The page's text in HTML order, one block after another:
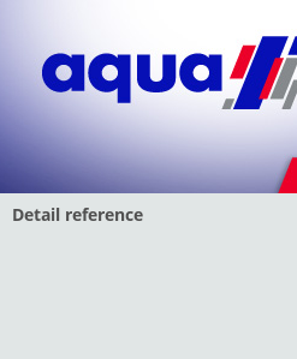
Detail reference